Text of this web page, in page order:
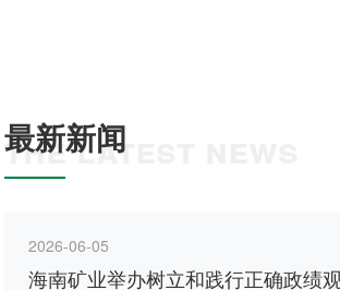
THE LATEST NEWS
最新新闻
2026-06-05
海南矿业举办树立和践行正确政绩